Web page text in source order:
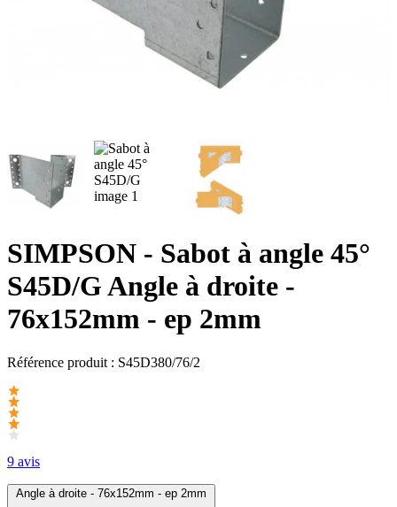
SIMPSON - Sabot à angle 45°
S45D/G Angle à droite -
76x152mm - ep 2mm
Référence produit : S45D380/76/2
9 avis
Angle à droite - 76x152mm - ep 2mm